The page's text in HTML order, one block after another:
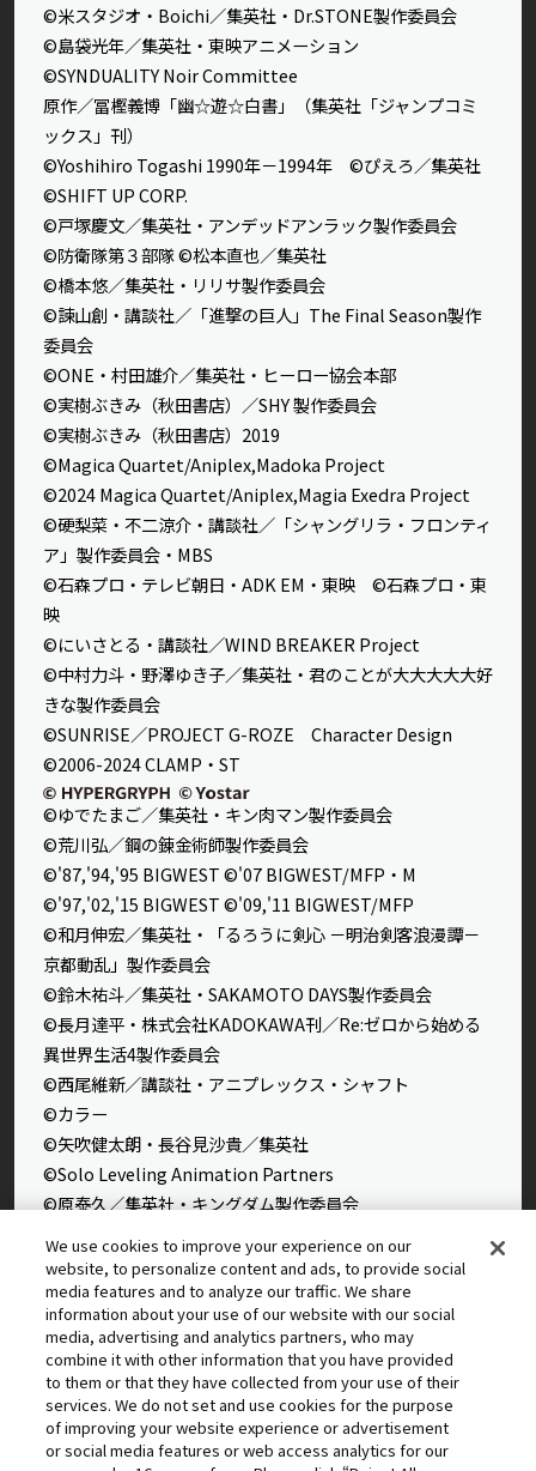
©米スタジオ・Boichi／集英社・Dr.STONE製作委員会
©島袋光年／集英社・東映アニメーション
©SYNDUALITY Noir Committee
原作／冨樫義博「幽☆遊☆白書」（集英社「ジャンプコミ
ックス」刊）
©Yoshihiro Togashi 1990年－1994年 ©ぴえろ／集英社
©SHIFT UP CORP.
©戸塚慶文／集英社・アンデッドアンラック製作委員会
©防衛隊第３部隊 ©松本直也／集英社
©橋本悠／集英社・リリサ製作委員会
©諫山創・講談社／「進撃の巨人」The Final Season製作
委員会
©ONE・村田雄介／集英社・ヒーロー協会本部
©実樹ぶきみ（秋田書店）／SHY 製作委員会
©実樹ぶきみ（秋田書店）2019
©Magica Quartet/Aniplex,Madoka Project
©2024 Magica Quartet/Aniplex,Magia Exedra Project
©硬梨菜・不二涼介・講談社／「シャングリラ・フロンティ
ア」製作委員会・MBS
©石森プロ・テレビ朝日・ADK EM・東映 ©石森プロ・東
映
©にいさとる・講談社／WIND BREAKER Project
©中村力斗・野澤ゆき子／集英社・君のことが大大大大大好
きな製作委員会
©SUNRISE／PROJECT G-ROZE Character Design
©2006-2024 CLAMP・ST
©ゆでたまご／集英社・キン肉マン製作委員会
©荒川弘／鋼の錬金術師製作委員会
©'87,'94,'95 BIGWEST ©'07 BIGWEST/MFP・M
©'97,'02,'15 BIGWEST ©'09,'11 BIGWEST/MFP
©和月伸宏／集英社・「るろうに剣心 －明治剣客浪漫譚－
京都動乱」製作委員会
©鈴木祐斗／集英社・SAKAMOTO DAYS製作委員会
©長月達平・株式会社KADOKAWA刊／Re:ゼロから始める
異世界生活4製作委員会
©西尾維新／講談社・アニプレックス・シャフト
©カラー
©矢吹健太朗・長谷見沙貴／集英社
©Solo Leveling Animation Partners
©原泰久／集英社・キングダム製作委員会
©石田スイ／集英社・東京喰種製作委員会
©石田スイ／集英社・東京喰種：re製作委員会
©外薗健／集英社
©タカヒロ・竹村洋平／集英社・魔防隊広報部
©高橋留美子／小学館・読売テレビ・サンライズ 2009
©藤本タツキ／集英社・ＭＡＰＰＡ
© 2025 MAPPA／チェンソーマンプロジェクト ©藤本タツ
キ／集英社
We use cookies to improve your experience on our
website, to personalize content and ads, to provide social
media features and to analyze our traffic. We share
information about your use of our website with our social
media, advertising and analytics partners, who may
combine it with other information that you have provided
to them or that they have collected from your use of their
services. We do not set and use cookies for the purpose
of improving your website experience or advertisement
or social media features or web access analytics for our